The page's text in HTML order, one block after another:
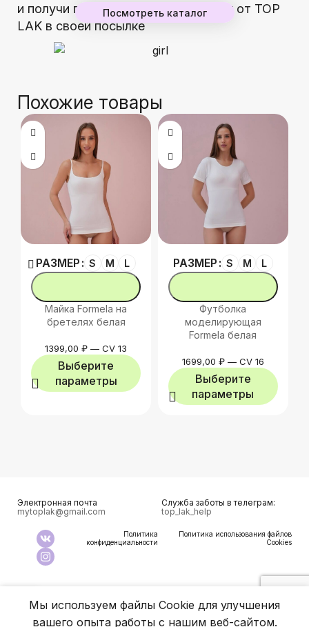
и получи гарантированный подарок от TOP
LAK в своей посылке
Посмотреть каталог
Похожие товары
РАЗМЕР S M L
Майка Formela на
бретелях белая
1399,00 ₽ — CV 13
Выберите
параметры
РАЗМЕР S M L
Футболка
моделирующая
Formela белая
1699,00 ₽— CV 16
Выберите
параметры
Электронная почта
mytoplak@gmail.com
Служба заботы в телеграм:
top_lak_help
Политика
конфиденциальности
Политика использования файлов
Cookies
Мы используем файлы Cookie для улучшения
вашего опыта работы с нашим веб-сайтом.